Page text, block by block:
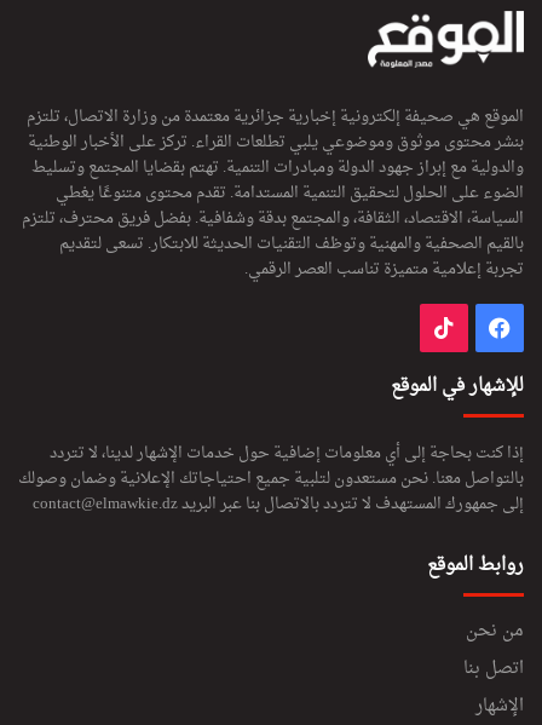
الموقع هي صحيفة إلكترونية إخبارية جزائرية معتمدة من وزارة الاتصال، تلتزم
بنشر محتوى موثوق وموضوعي يلبي تطلعات القراء. تركز على الأخبار الوطنية
والدولية مع إبراز جهود الدولة ومبادرات التنمية. تهتم بقضايا المجتمع وتسليط
الضوء على الحلول لتحقيق التنمية المستدامة. تقدم محتوى متنوعًا يغطي
السياسة، الاقتصاد، الثقافة، والمجتمع بدقة وشفافية. بفضل فريق محترف، تلتزم
بالقيم الصحفية والمهنية وتوظف التقنيات الحديثة للابتكار. تسعى لتقديم
تجربة إعلامية متميزة تناسب العصر الرقمي.
فيسبوك
للإشهار في الموقع
إذا كنت بحاجة إلى أي معلومات إضافية حول خدمات الإشهار لدينا، لا تتردد
بالتواصل معنا. نحن مستعدون لتلبية جميع احتياجاتك الإعلانية وضمان وصولك
إلى جمهورك المستهدف لا تتردد بالاتصال بنا عبر البريدcontact@elmawkie.dz
روابط الموقع
من نحن
اتصل بنا
الإشهار